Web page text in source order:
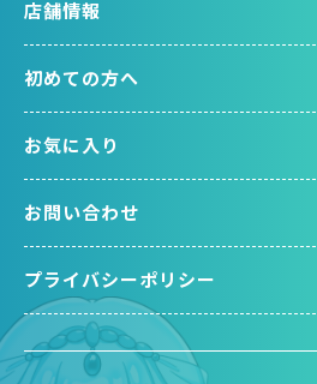
店舗情報
初めての方へ
お気に入り
お問い合わせ
プライバシーポリシー